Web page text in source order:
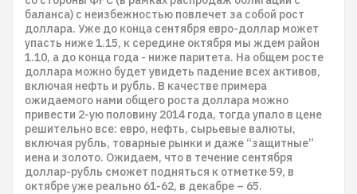
баланса) с неизбежностью повлечет за собой рост
доллара. Уже до конца сентября евро-доллар может
упасть ниже 1.15, к середине октября мы ждем район
1.10, а до конца года - ниже паритета. На общем росте
доллара можно будет увидеть падение всех активов,
включая нефть и рубль. В качестве примера
ожидаемого нами общего роста доллара можно
привести 2-ую половину 2014 года, тогда упало в цене
решительно все: евро, нефть, сырьевые валюты,
включая рубль, товарные рынки и даже “защитные”
иена и золото. Ожидаем, что в течение сентября
доллар-рубль сможет подняться к отметке 59, в
октябре уже реально 61-62, в декабре – 65.